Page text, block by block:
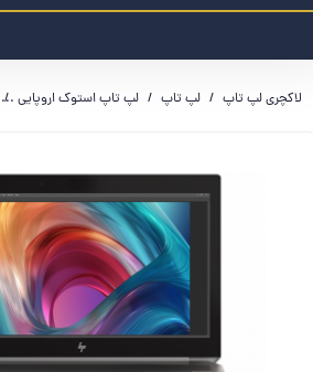
لاکچری لپ تاپ لپ تاپ لپ تاپ استوک اروپایی